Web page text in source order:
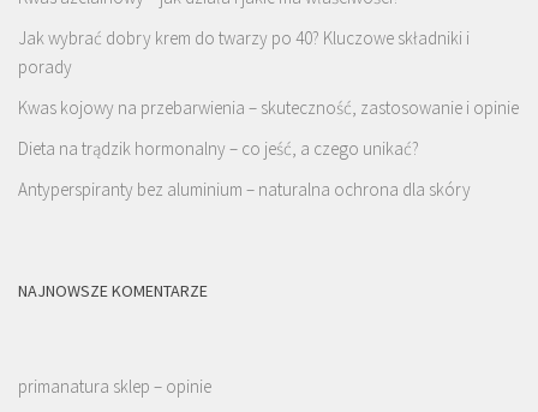
Jak wybrać dobry krem do twarzy po 40? Kluczowe składniki i
porady
Kwas kojowy na przebarwienia – skuteczność, zastosowanie i opinie
Dieta na trądzik hormonalny – co jeść, a czego unikać?
Antyperspiranty bez aluminium – naturalna ochrona dla skóry
NAJNOWSZE KOMENTARZE
primanatura sklep – opinie